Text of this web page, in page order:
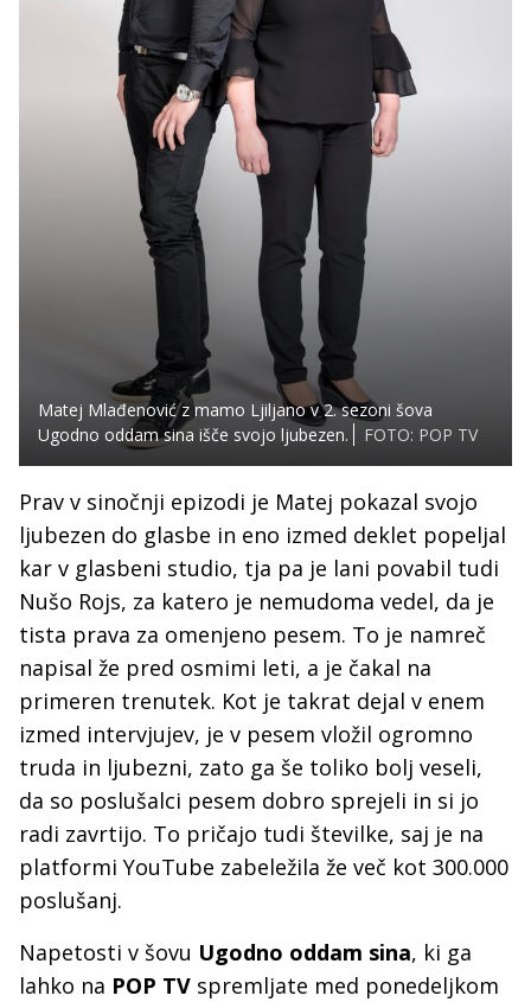
Matej Mlađenović z mamo Ljiljano v 2. sezoni šova
Ugodno oddam sina išče svojo ljubezen.
FOTO: POP TV
Prav v sinočnji epizodi je Matej pokazal svojo
ljubezen do glasbe in eno izmed deklet popeljal
kar v glasbeni studio, tja pa je lani povabil tudi
Nušo Rojs, za katero je nemudoma vedel, da je
tista prava za omenjeno pesem. To je namreč
napisal že pred osmimi leti, a je čakal na
primeren trenutek. Kot je takrat dejal v enem
izmed intervjujev, je v pesem vložil ogromno
truda in ljubezni, zato ga še toliko bolj veseli,
da so poslušalci pesem dobro sprejeli in si jo
radi zavrtijo. To pričajo tudi številke, saj je na
platformi YouTube zabeležila že več kot 300.000
poslušanj.
Napetosti v šovu Ugodno oddam sina, ki ga
lahko na POP TV spremljate med ponedeljkom